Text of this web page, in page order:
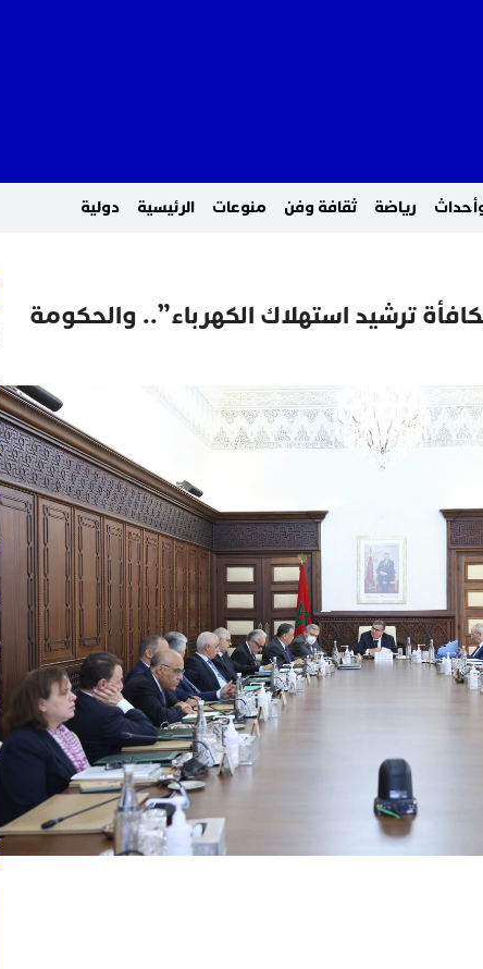
رياضة ثقافة وفن منوعات الرئيسية دولية
ترشيد استهلاك الكهرباء”.. والحكومة